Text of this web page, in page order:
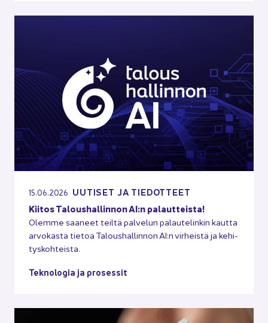
15.06.2026 UU­TI­SET JA TIE­DOT­TEET
Kii­tos Ta­lous­hal­lin­non AI:n pa­laut­teis­ta!
Olem­me saa­neet teil­tä pal­ve­lun pa­lau­te­lin­kin kaut­ta
ar­vo­kas­ta tie­toa Ta­lous­hal­lin­non AI:n vir­heis­tä ja ke­hi­
tys­koh­teis­ta.
Tek­no­lo­gia ja pro­ses­sit